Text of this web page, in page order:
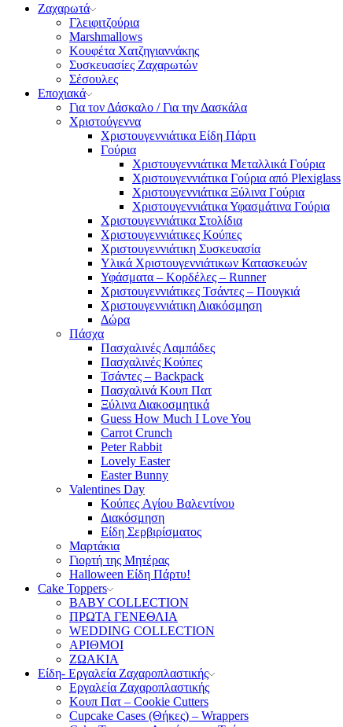
Ζαχαρωτά
Γλειφιτζούρια
Marshmallows
Κουφέτα Χατζηγιαννάκης
Συσκευασίες Ζαχαρωτών
Σέσουλες
Εποχιακά
Για τον Δάσκαλο / Για την Δασκάλα
Χριστούγεννα
Χριστουγεννιάτικα Είδη Πάρτι
Γούρια
Χριστουγεννιάτικα Μεταλλικά Γούρια
Χριστουγεννιάτικα Γούρια από Plexiglass
Χριστουγεννιάτικα Ξύλινα Γούρια
Χριστουγεννιάτικα Υφασμάτινα Γούρια
Χριστουγεννιάτικα Στολίδια
Χριστουγεννιάτικες Κούπες
Χριστουγεννιάτικη Συσκευασία
Υλικά Χριστουγεννιάτικων Κατασκευών
Υφάσματα – Κορδέλες – Runner
Χριστουγεννιάτικες Τσάντες – Πουγκιά
Χριστουγεννιάτικη Διακόσμηση
Δώρα
Πάσχα
Πασχαλινές Λαμπάδες
Πασχαλινές Κούπες
Τσάντες – Backpack
Πασχαλινά Κουπ Πατ
Ξύλινα Διακοσμητικά
Guess How Much I Love You
Carrot Crunch
Peter Rabbit
Lovely Easter
Easter Bunny
Valentines Day
Κούπες Aγίου Βαλεντίνου
Διακόσμηση
Είδη Σερβιρίσματος
Μαρτάκια
Γιορτή της Μητέρας
Halloween Είδη Πάρτυ!
Cake Toppers
BABY COLLECTION
ΠΡΩΤΑ ΓΕΝΕΘΛΙΑ
WEDDING COLLECTION
ΑΡΙΘΜΟΙ
ΖΩΑΚΙΑ
Είδη- Εργαλεία Ζαχαροπλαστικής
Εργαλεία Ζαχαροπλαστικής
Κουπ Πατ – Cookie Cutters
Cupcake Cases (Θήκες) – Wrappers